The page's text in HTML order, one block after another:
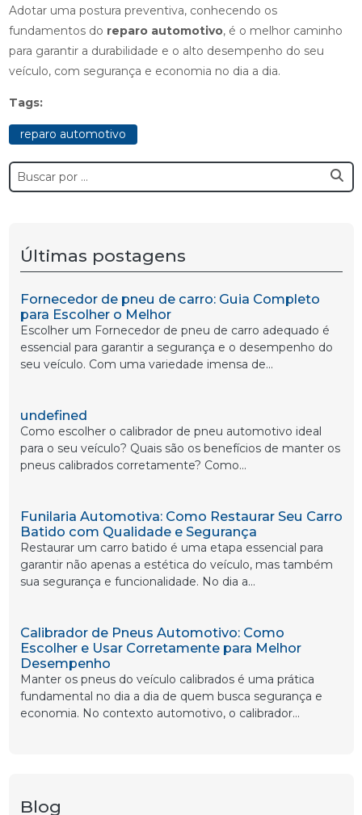
Adotar uma postura preventiva, conhecendo os
fundamentos do reparo automotivo, é o melhor caminho
para garantir a durabilidade e o alto desempenho do seu
veículo, com segurança e economia no dia a dia.
Tags:
reparo automotivo
Últimas postagens
Fornecedor de pneu de carro: Guia Completo
para Escolher o Melhor
Escolher um Fornecedor de pneu de carro adequado é
essencial para garantir a segurança e o desempenho do
seu veículo. Com uma variedade imensa de...
undefined
Como escolher o calibrador de pneu automotivo ideal
para o seu veículo? Quais são os benefícios de manter os
pneus calibrados corretamente? Como...
Funilaria Automotiva: Como Restaurar Seu Carro
Batido com Qualidade e Segurança
Restaurar um carro batido é uma etapa essencial para
garantir não apenas a estética do veículo, mas também
sua segurança e funcionalidade. No dia a...
Calibrador de Pneus Automotivo: Como
Escolher e Usar Corretamente para Melhor
Desempenho
Manter os pneus do veículo calibrados é uma prática
fundamental no dia a dia de quem busca segurança e
economia. No contexto automotivo, o calibrador...
Blog